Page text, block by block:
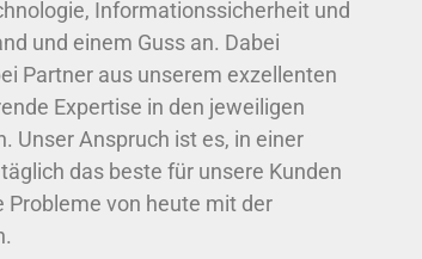
Informationssicherheit und
und einem Guss an. Dabei
Partner aus unserem exzellenten
Expertise in den jeweiligen
Unser Anspruch ist es, in einer
das beste für unsere Kunden
Probleme von heute mit der